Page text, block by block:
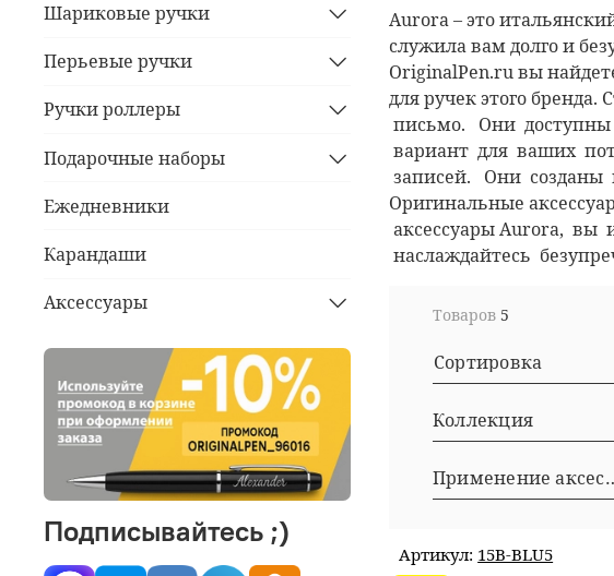
Aurora – это
служила вам долго и
OriginalPen.ru вы
для ручек этого
письмо. Они доступны
вариант для ваших
записей. Они созданы
Оригинальные
аксессуары Aurora, вы
наслаждайтесь
Товаров 5
Сортировка
Коллекция
Артикул: 15B-BLU5
Шариковые ручки
Перьевые ручки
Ручки роллеры
Подарочные наборы
Ежедневники
Карандаши
Аксессуары
Подписывайтесь ;)